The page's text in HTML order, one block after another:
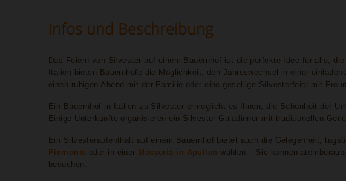
Infos und Beschreibung
Das Feiern von Silvester auf einem Bauernhof ist die perfekte Idee für alle,
Italien bieten Bauernhöfe die Möglichkeit, den Jahreswechsel in einer
einen ruhigen Abend mit der Familie oder eine gesellige Silvesterfeier mit
Ein Bauernhof in Italien zu Silvester ermöglicht es Ihnen, die Schönheit der
Einige Unterkünfte organisieren ein Silvester-Galadinner mit traditionellen
Ein Silvesteraufenthalt auf einem Bauernhof bietet auch die Gelegenheit,
Piemonts oder in einer Masseria in Apulien wählen – Sie können
besuchen.